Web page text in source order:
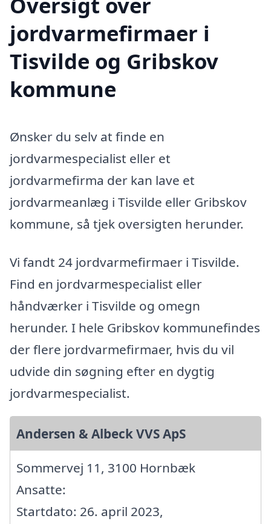
jordvarmefirmaer i
Tisvilde og Gribskov
kommune
Ønsker du selv at finde en
jordvarmespecialist eller et
jordvarmefirma der kan lave et
jordvarmeanlæg i Tisvilde eller Gribskov
kommune, så tjek oversigten herunder.
Vi fandt 24 jordvarmefirmaer i Tisvilde.
Find en jordvarmespecialist eller
håndværker i Tisvilde og omegn
herunder. I hele Gribskov kommunefindes
der flere jordvarmefirmaer, hvis du vil
udvide din søgning efter en dygtig
jordvarmespecialist.
Andersen & Albeck VVS ApS
Sommervej 11, 3100 Hornbæk
Ansatte:
Startdato: 26. april 2023,